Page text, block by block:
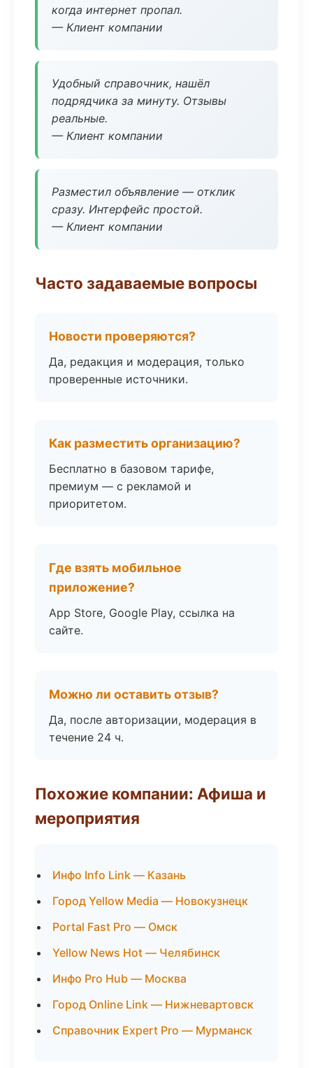
когда интернет пропал.
— Клиент компании
Удобный справочник, нашёл
подрядчика за минуту. Отзывы
реальные.
— Клиент компании
Разместил объявление — отклик
сразу. Интерфейс простой.
— Клиент компании
Часто задаваемые вопросы
Новости проверяются?
Да, редакция и модерация, только
проверенные источники.
Как разместить организацию?
Бесплатно в базовом тарифе,
премиум — с рекламой и
приоритетом.
Где взять мобильное
приложение?
App Store, Google Play, ссылка на
сайте.
Можно ли оставить отзыв?
Да, после авторизации, модерация в
течение 24 ч.
Похожие компании: Афиша и
мероприятия
Инфо Info Link — Казань
Город Yellow Media — Новокузнецк
Portal Fast Pro — Омск
Yellow News Hot — Челябинск
Инфо Pro Hub — Москва
Город Online Link — Нижневартовск
Справочник Expert Pro — Мурманск